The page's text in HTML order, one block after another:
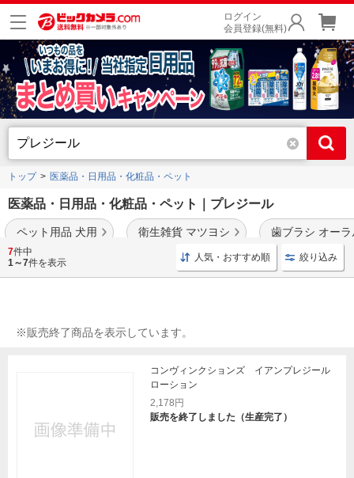
ログイン
会員登録(無料)
トップ 医薬品・日用品・化粧品・ペット
医薬品・日用品・化粧品・ペット｜プレジール
ペット用品 犬用 衛生雑貨 マツヨシ 歯ブラシ オー
7件中
1～7件を表示 人気・おすすめ順 絞り込み
※販売終了商品を表示しています。
コンヴィンクションズ イアンプレジール
ローション
2,178円
販売を終了しました（生産完了）